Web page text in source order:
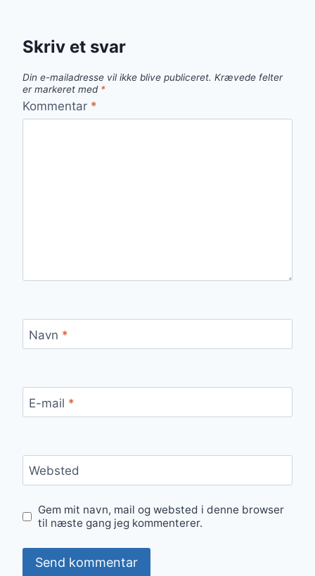
Skriv et svar
Din e-mailadresse vil ikke blive publiceret. Krævede felter
er markeret med *
Kommentar *
Navn *
E-mail *
Websted
Gem mit navn, mail og websted i denne browser
til næste gang jeg kommenterer.